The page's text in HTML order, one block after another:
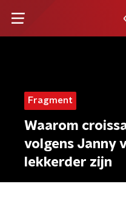
Fragment
Waarom
volgens Janny
lekkerder zijn